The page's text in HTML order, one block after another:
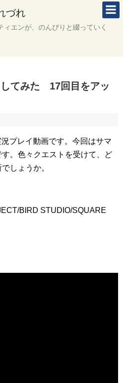
づれ
エンが、のんびりと綴っていく
てみた 17回目をアッ
プレイ動画です。今回はサマ
。色々クエストを受けて、ど
しょうか。
BIRD STUDIO/SQUARE